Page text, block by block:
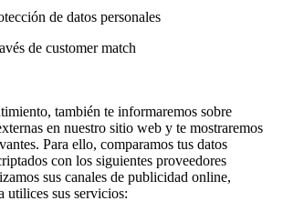
de datos personales
de customer match
también te informaremos sobre
en nuestro sitio web y te mostraremos
Para ello, comparamos tus datos
con los siguientes proveedores
sus canales de publicidad online,
utilices sus servicios: